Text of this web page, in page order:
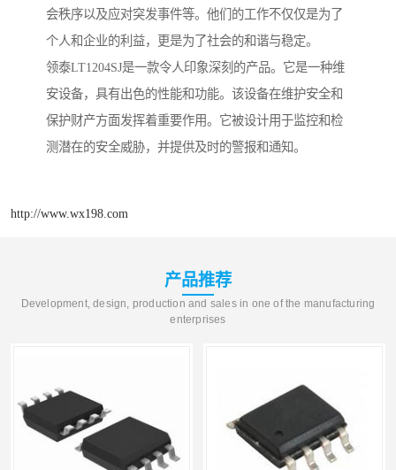
会秩序以及应对突发事件等。他们的工作不仅仅是为了
个人和企业的利益，更是为了社会的和谐与稳定。
领泰LT1204SJ是一款令人印象深刻的产品。它是一种维
安设备，具有出色的性能和功能。该设备在维护安全和
保护财产方面发挥着重要作用。它被设计用于监控和检
测潜在的安全威胁，并提供及时的警报和通知。
http://www.wx198.com
产品推荐
Development, design, production and sales in one of the manufacturing
enterprises